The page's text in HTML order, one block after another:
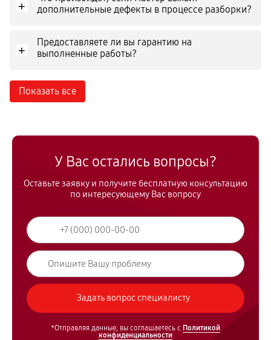
+
дополнительные дефекты в процессе разборки?
+
Предоставляете ли вы гарантию на
выполненные работы?
Показать все
У Вас остались вопросы?
Оставьте заявку и получите бесплатную консультацию
по интересующему Вас вопросу
*Отправляя данные, вы соглашаетесь с Политикой
конфиденциальности